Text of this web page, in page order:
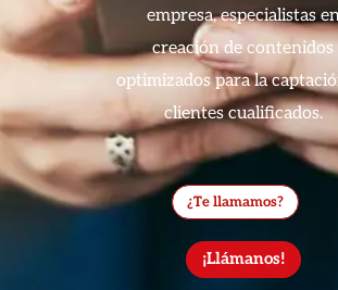
empresa, especialistas
creación de contenidos
optimizados para la
clientes cualificados.
¿Te llamamos?
¡Llámanos!